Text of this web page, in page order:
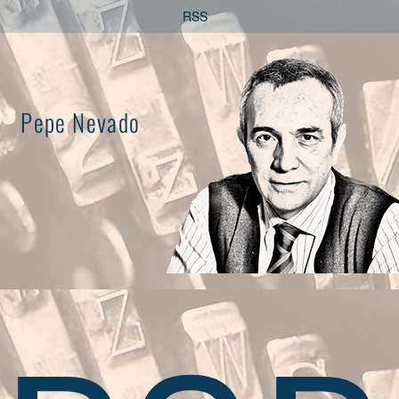
Saltar
al
contenido
RSS
Pepe Nevado